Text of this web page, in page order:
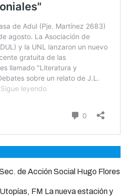
de Acción Social Hugo Flores
FM La nueva estación y